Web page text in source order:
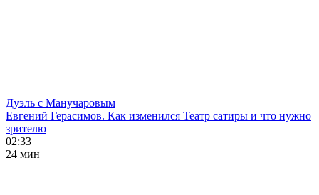
Дуэль с Манучаровым
Евгений Герасимов. Как изменился Театр сатиры и что нужно
зрителю
02:33
24 мин